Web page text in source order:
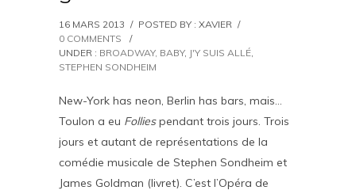
16 MARS 2013 / POSTED BY : XAVIER /
0 COMMENTS
/
UNDER : BROADWAY, BABY, J'Y SUIS ALLÉ,
STEPHEN SONDHEIM
New-York has neon, Berlin has bars, mais…
Toulon a eu Folliespendant trois jours. Trois
jours et autant de représentations de la
comédie musicale de Stephen Sondheim et
James Goldman (livret). C’est l’Opéra de